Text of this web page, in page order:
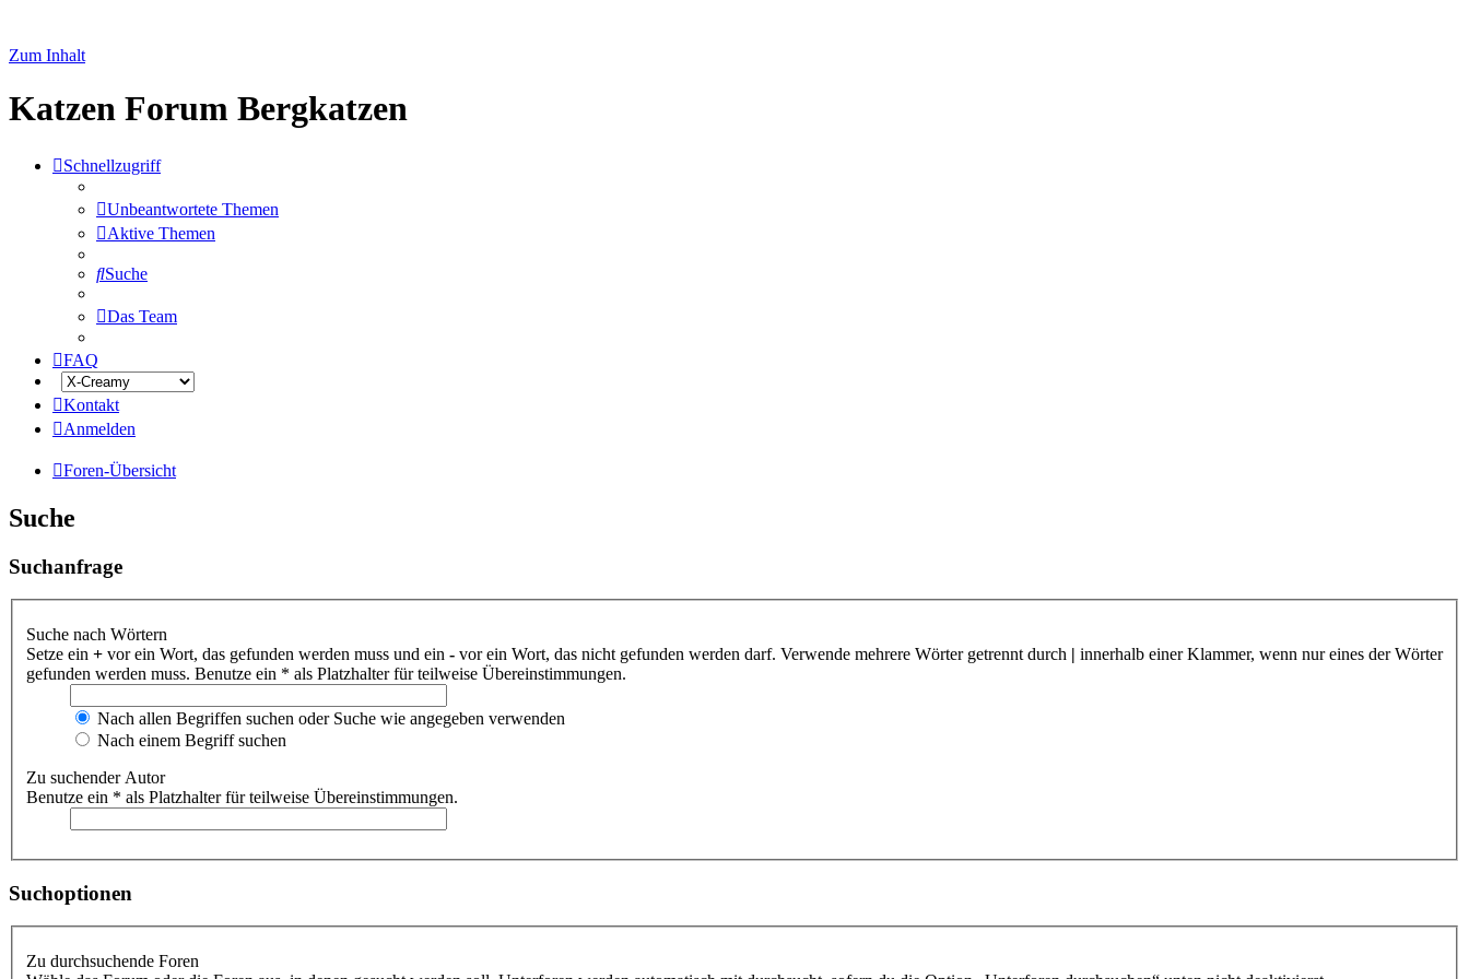
Zum Inhalt
Katzen Forum Bergkatzen
Schnellzugriff
Unbeantwortete Themen
Aktive Themen
Suche
Das Team
FAQ
Kontakt
Anmelden
Foren-Übersicht
Suche
Suchanfrage
Suche nach Wörtern
Setze ein + vor ein Wort, das gefunden werden muss und ein - vor ein Wort, das nicht gefunden werden darf. Verwende mehrere Wörter getrennt durch | innerhalb einer Klammer, wenn nur eines der Wörter
gefunden werden muss. Benutze ein * als Platzhalter für teilweise Übereinstimmungen.
Nach allen Begriffen suchen oder Suche wie angegeben verwenden
Nach einem Begriff suchen
Zu suchender Autor
Benutze ein * als Platzhalter für teilweise Übereinstimmungen.
Suchoptionen
Zu durchsuchende Foren